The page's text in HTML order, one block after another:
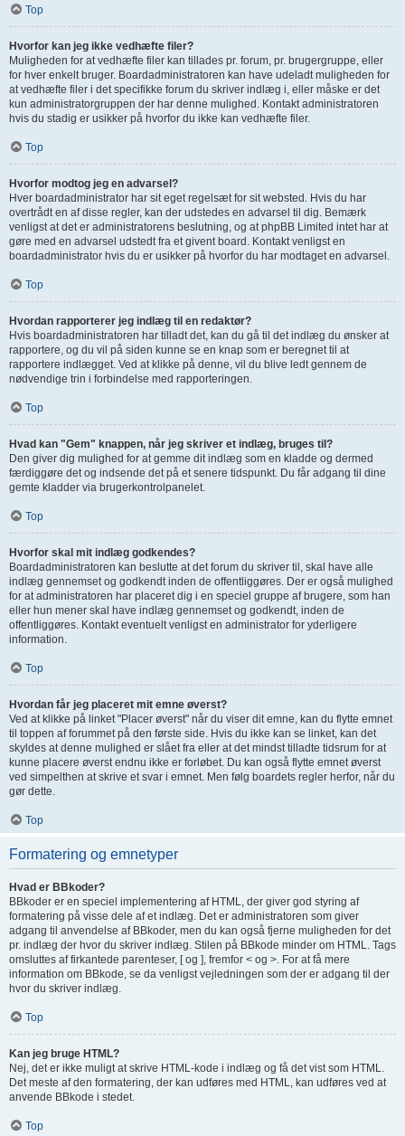
Top
Hvorfor kan jeg ikke vedhæfte filer?
Muligheden for at vedhæfte filer kan tillades pr. forum, pr. brugergruppe, eller
for hver enkelt bruger. Boardadministratoren kan have udeladt muligheden for
at vedhæfte filer i det specifikke forum du skriver indlæg i, eller måske er det
kun administratorgruppen der har denne mulighed. Kontakt administratoren
hvis du stadig er usikker på hvorfor du ikke kan vedhæfte filer.
Top
Hvorfor modtog jeg en advarsel?
Hver boardadministrator har sit eget regelsæt for sit websted. Hvis du har
overtrådt en af disse regler, kan der udstedes en advarsel til dig. Bemærk
venligst at det er administratorens beslutning, og at phpBB Limited intet har at
gøre med en advarsel udstedt fra et givent board. Kontakt venligst en
boardadministrator hvis du er usikker på hvorfor du har modtaget en advarsel.
Top
Hvordan rapporterer jeg indlæg til en redaktør?
Hvis boardadministratoren har tilladt det, kan du gå til det indlæg du ønsker at
rapportere, og du vil på siden kunne se en knap som er beregnet til at
rapportere indlægget. Ved at klikke på denne, vil du blive ledt gennem de
nødvendige trin i forbindelse med rapporteringen.
Top
Hvad kan "Gem" knappen, når jeg skriver et indlæg, bruges til?
Den giver dig mulighed for at gemme dit indlæg som en kladde og dermed
færdiggøre det og indsende det på et senere tidspunkt. Du får adgang til dine
gemte kladder via brugerkontrolpanelet.
Top
Hvorfor skal mit indlæg godkendes?
Boardadministratoren kan beslutte at det forum du skriver til, skal have alle
indlæg gennemset og godkendt inden de offentliggøres. Der er også mulighed
for at administratoren har placeret dig i en speciel gruppe af brugere, som han
eller hun mener skal have indlæg gennemset og godkendt, inden de
offentliggøres. Kontakt eventuelt venligst en administrator for yderligere
information.
Top
Hvordan får jeg placeret mit emne øverst?
Ved at klikke på linket "Placer øverst" når du viser dit emne, kan du flytte emnet
til toppen af forummet på den første side. Hvis du ikke kan se linket, kan det
skyldes at denne mulighed er slået fra eller at det mindst tilladte tidsrum for at
kunne placere øverst endnu ikke er forløbet. Du kan også flytte emnet øverst
ved simpelthen at skrive et svar i emnet. Men følg boardets regler herfor, når du
gør dette.
Top
Formatering og emnetyper
Hvad er BBkoder?
BBkoder er en speciel implementering af HTML, der giver god styring af
formatering på visse dele af et indlæg. Det er administratoren som giver
adgang til anvendelse af BBkoder, men du kan også fjerne muligheden for det
pr. indlæg der hvor du skriver indlæg. Stilen på BBkode minder om HTML. Tags
omsluttes af firkantede parenteser, [ og ], fremfor < og >. For at få mere
information om BBkode, se da venligst vejledningen som der er adgang til der
hvor du skriver indlæg.
Top
Kan jeg bruge HTML?
Nej, det er ikke muligt at skrive HTML-kode i indlæg og få det vist som HTML.
Det meste af den formatering, der kan udføres med HTML, kan udføres ved at
anvende BBkode i stedet.
Top